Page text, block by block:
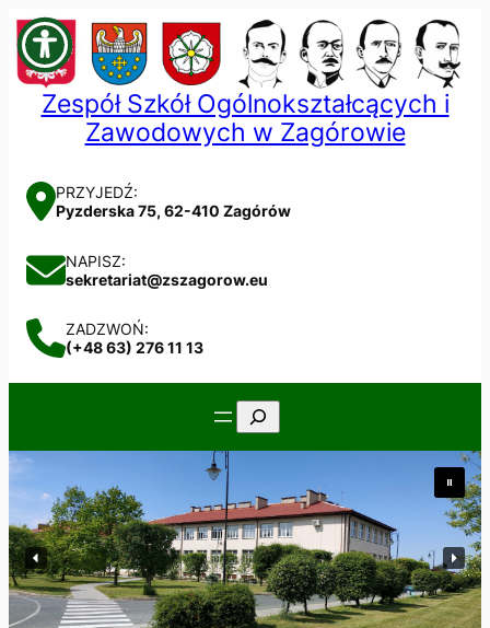
Przejdź
do
treści
Zespół Szkół Ogólnokształcących i
Zawodowych w Zagórowie
PRZYJEDŹ:
Pyzderska 75, 62-410 Zagórów
NAPISZ:
sekretariat@zszagorow.eu
ZADZWOŃ:
(+48 63) 276 11 13
Szukaj